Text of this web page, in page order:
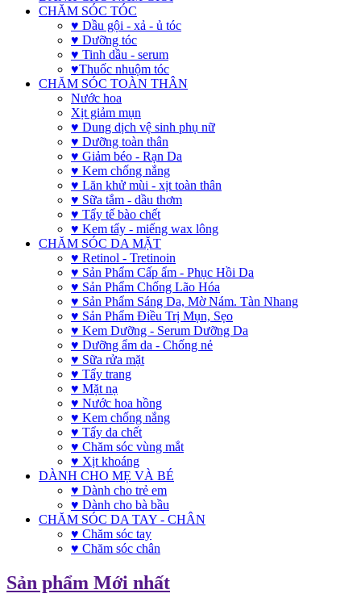
CHĂM SÓC TÓC
♥ Dầu gội - xả - ủ tóc
♥ Dưỡng tóc
♥ Tinh dầu - serum
♥Thuốc nhuộm tóc
CHĂM SÓC TOÀN THÂN
Nước hoa
Xịt giảm mụn
♥ Dung dịch vệ sinh phụ nữ
♥ Dưỡng toàn thân
♥ Giảm béo - Rạn Da
♥ Kem chống nắng
♥ Lăn khử mùi - xịt toàn thân
♥ Sữa tắm - dầu thơm
♥ Tẩy tế bào chết
♥ Kem tẩy - miếng wax lông
CHĂM SÓC DA MẶT
♥ Retinol - Tretinoin
♥ Sản Phẩm Cấp ẩm - Phục Hồi Da
♥ Sản Phẩm Chống Lão Hóa
♥ Sản Phẩm Sáng Da, Mờ Nám. Tàn Nhang
♥ Sản Phẩm Điều Trị Mụn, Sẹo
♥ Kem Dưỡng - Serum Dưỡng Da
♥ Dưỡng ẩm da - Chống nẻ
♥ Sữa rửa mặt
♥ Tẩy trang
♥ Mặt nạ
♥ Nước hoa hồng
♥ Kem chống nắng
♥ Tẩy da chết
♥ Chăm sóc vùng mắt
♥ Xịt khoáng
DÀNH CHO MẸ VÀ BÉ
♥ Dành cho trẻ em
♥ Dành cho bà bầu
CHĂM SÓC DA TAY - CHÂN
♥ Chăm sóc tay
♥ Chăm sóc chân
Sản phẩm Mới nhất